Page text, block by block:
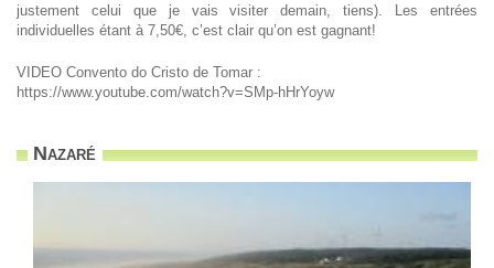
justement celui que je vais visiter demain, tiens). Les entrées
individuelles étant à 7,50€, c’est clair qu’on est gagnant!
VIDEO Convento do Cristo de Tomar :
https://www.youtube.com/watch?v=SMp-hHrYoyw
Nazaré